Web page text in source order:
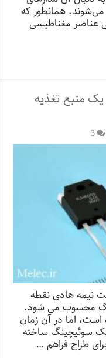
همانطور که
عناصر مغناطیسی
منبع تغذیه
3
نیمه هادی نقطه
محسوب می شود.
شناخته شده است، اما در آن زمان
سوئیچینگ ساخته
طراح فراهم …